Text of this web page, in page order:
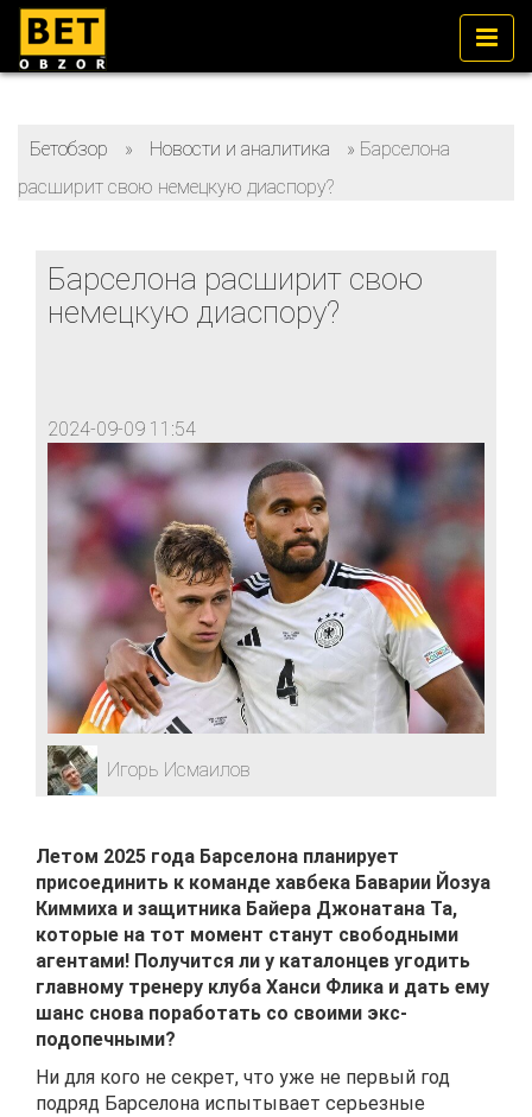
Бетобзор » Новости и аналитика » Барселона
расширит свою немецкую диаспору?
Барселона расширит свою
немецкую диаспору?
2024-09-09 11:54
Игорь Исмаилов
Летом 2025 года Барселона планирует
присоединить к команде хавбека Баварии Йозуа
Киммиха и защитника Байера Джонатана Та,
которые на тот момент станут свободными
агентами! Получится ли у каталонцев угодить
главному тренеру клуба Ханси Флика и дать ему
шанс снова поработать со своими экс-
подопечными?
Ни для кого не секрет, что уже не первый год
подряд Барселона испытывает серьезные